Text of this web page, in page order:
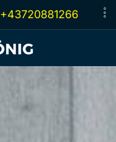
+43720881266